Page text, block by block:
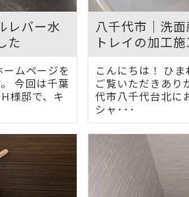
レバー水
た
ムページを
今回は千葉
様邸で、キ
八千代市｜洗
トレイの加工
こんにちは！ ひ
ご覧いただきあり
代市八千代台北に
シャ･･･